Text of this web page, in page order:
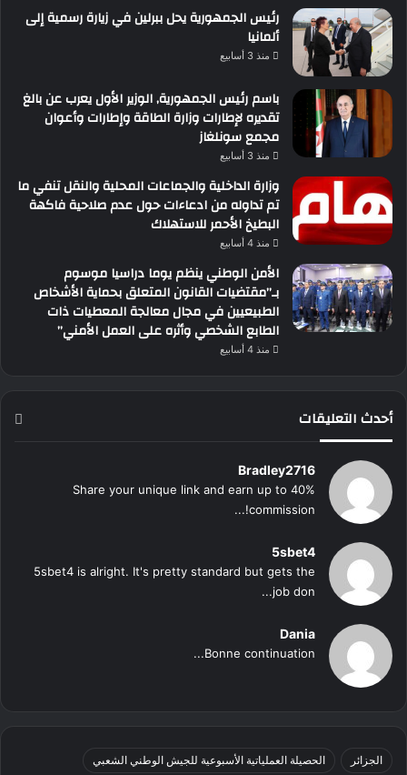
رئيس الجمهورية يحل ببرلين في زيارة رسمية إلى
ألمانيا
منذ 3 أسابيع
باسم رئيس الجمهورية, الوزير الأول يعرب عن بالغ
تقديره لإطارات وزارة الطاقة وإطارات وأعوان
مجمع سونلغاز
منذ 3 أسابيع
وزارة الداخلية والجماعات المحلية والنقل تنفي ما
تم تداوله من ادعاءات حول عدم صلاحية فاكهة
البطيخ الأحمر للاستهلاك
منذ 4 أسابيع
الأمن الوطني ينظم يوما دراسيا موسوم
بـ”مقتضيات القانون المتعلق بحماية الأشخاص
الطبيعيين في مجال معالجة المعطيات ذات
الطابع الشخصي وأثره على العمل الأمني”
منذ 4 أسابيع
أحدث التعليقات
Bradley2716
Share your unique link and earn up to 40%
commission!...
5sbet4
5sbet4 is alright. It's pretty standard but gets the
job don...
Dania
Bonne continuation...
الجزائر الحصيلة العملياتية الأسبوعية للجيش الوطني الشعبي